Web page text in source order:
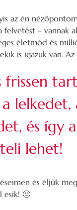
az én
felvetést – vannak
életmód és
is igazuk van.
frissen
lelkedet,
és így
lehet!
és éljük
esik! 🙂